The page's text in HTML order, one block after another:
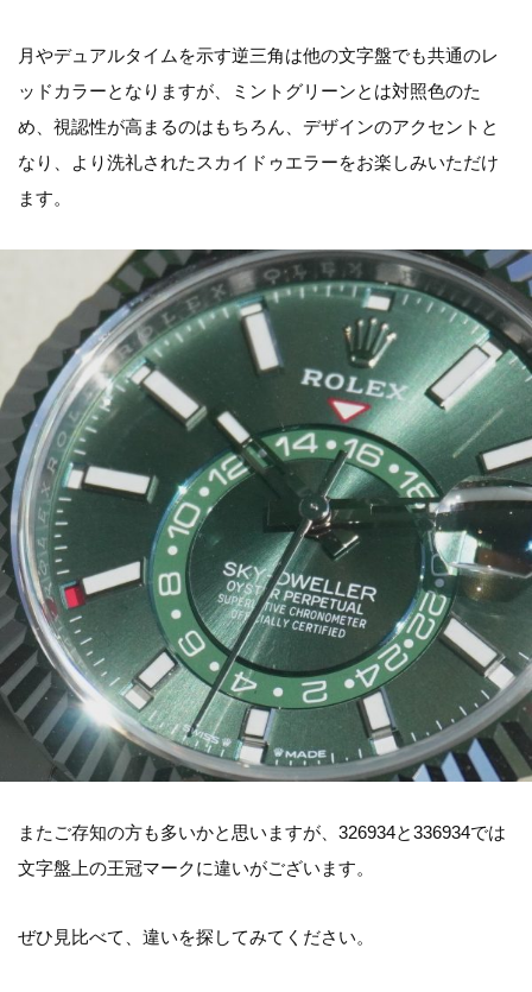
月やデュアルタイムを示す逆三角は他の文字盤でも共通のレ
ッドカラーとなりますが、ミントグリーンとは対照色のた
め、視認性が高まるのはもちろん、デザインのアクセントと
なり、より洗礼されたスカイドゥエラーをお楽しみいただけ
ます。
またご存知の方も多いかと思いますが、326934と336934では
文字盤上の王冠マークに違いがございます。
ぜひ見比べて、違いを探してみてください。